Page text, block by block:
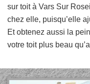
sur toit à Vars Sur
chez elle, puisqu’elle
Et obtenez aussi la
votre toit plus beau